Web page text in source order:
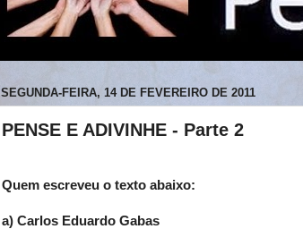
SEGUNDA-FEIRA, 14 DE FEVEREIRO DE 2011
PENSE E ADIVINHE - Parte 2
Quem escreveu o texto abaixo:
a) Carlos Eduardo Gabas